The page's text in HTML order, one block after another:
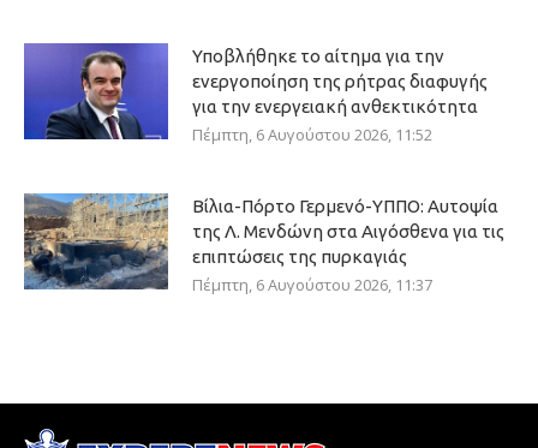
Υποβλήθηκε το αίτημα για την
ενεργοποίηση της ρήτρας διαφυγής
για την ενεργειακή ανθεκτικότητα
Πέμπτη, 6 Αυγούστου 2026, 11:52
Βίλια-Πόρτο Γερμενό-ΥΠΠΟ: Αυτοψία
της Λ. Μενδώνη στα Αιγόσθενα για τις
επιπτώσεις της πυρκαγιάς
Πέμπτη, 6 Αυγούστου 2026, 11:37